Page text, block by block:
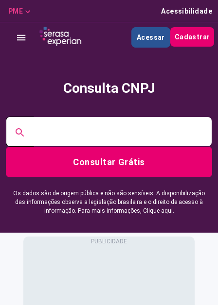
PME Acessibilidade
Acessar Cadastrar
Consulta CNPJ
Consultar Grátis
Os dados são de origem pública e não são sensíveis. A disponibilização
das informações observa a legislação brasileira e o direito de acesso à
informação. Para mais informações, Clique aqui.